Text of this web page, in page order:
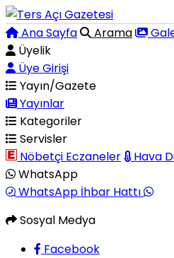
Ana Sayfa Arama
Üyelik
Üye Girişi
Yayın/Gazete
Yayınlar
Kategoriler
Servisler
Nöbetçi Eczaneler
Hava
WhatsApp
WhatsApp İhbar Hattı
Sosyal Medya
Facebook